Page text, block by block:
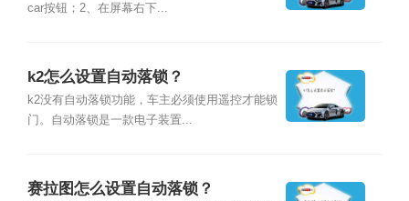
car按钮；2、在屏幕右下...
k2怎么设置自动落锁？
k2没有自动落锁功能，车主必须使用遥控才能锁
门。自动落锁是一款电子装置...
赛拉图怎么设置自动落锁？